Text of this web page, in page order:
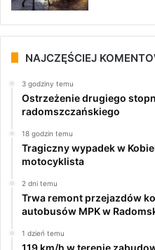
NAJCZĘŚCIEJ
3 godziny temu
Ostrzeżenie drugiego
radomszczańskiego
18 godzin temu
Tragiczny wypadek w
motocyklista
2 dni temu
Trwa remont przejazdów
autobusów MPK w
1 dzień temu
119 km/h w terenie